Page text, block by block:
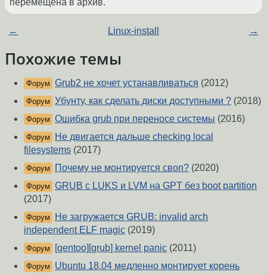
перемещена в архив.
← Linux-install →
Похожие темы
Форум Grub2 не хочет устанавливаться (2012)
Форум Убунту, как сделать диски доступными ? (2018)
Форум Ошибка grub при переносе системы (2016)
Форум
Не двигается дальше checking local
filesystems (2017)
Форум Почему не монтируется своп? (2020)
Форум GRUB с LUKS и LVM на GPT без boot partition
(2017)
Форум
Не загружается GRUB: invalid arch
independent ELF magic (2019)
Форум [gentoo][grub] kernel panic (2011)
Форум
Ubuntu 18.04 медленно монтирует корень